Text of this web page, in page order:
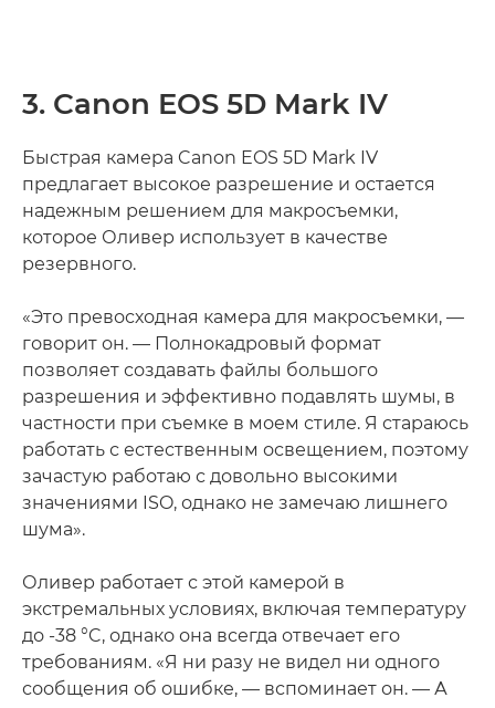
3. Canon EOS 5D Mark IV
Быстрая камера Canon EOS 5D Mark IV
предлагает высокое разрешение и остается
надежным решением для макросъемки,
которое Оливер использует в качестве
резервного.
«Это превосходная камера для макросъемки, —
говорит он. — Полнокадровый формат
позволяет создавать файлы большого
разрешения и эффективно подавлять шумы, в
частности при съемке в моем стиле. Я стараюсь
работать с естественным освещением, поэтому
зачастую работаю с довольно высокими
значениями ISO, однако не замечаю лишнего
шума».
Оливер работает с этой камерой в
экстремальных условиях, включая температуру
до -38 °C, однако она всегда отвечает его
требованиям. «Я ни разу не видел ни одного
сообщения об ошибке, — вспоминает он. — А